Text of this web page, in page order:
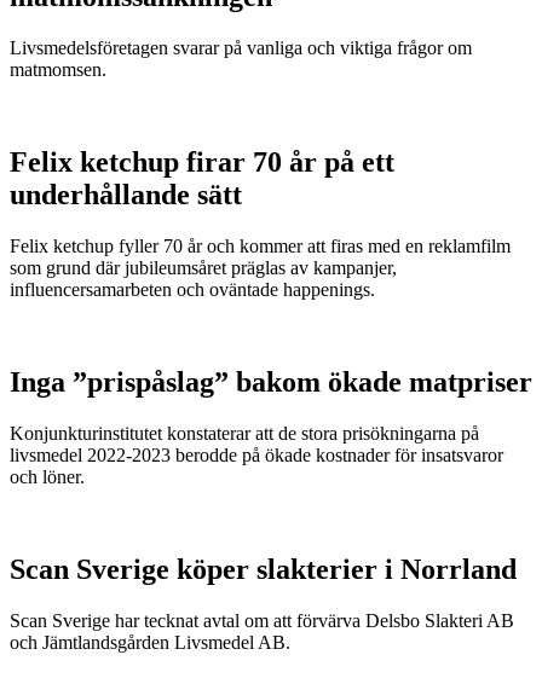
Livsmedelsföretagen svarar på vanliga och viktiga frågor om
matmomsen.
Felix ketchup firar 70 år på ett
underhållande sätt
Felix ketchup fyller 70 år och kommer att firas med en reklamfilm
som grund där jubileumsåret präglas av kampanjer,
influencersamarbeten och oväntade happenings.
Inga ”prispåslag” bakom ökade matpriser
Konjunkturinstitutet konstaterar att de stora prisökningarna på
livsmedel 2022-2023 berodde på ökade kostnader för insatsvaror
och löner.
Scan Sverige köper slakterier i Norrland
Scan Sverige har tecknat avtal om att förvärva Delsbo Slakteri AB
och Jämtlandsgården Livsmedel AB.